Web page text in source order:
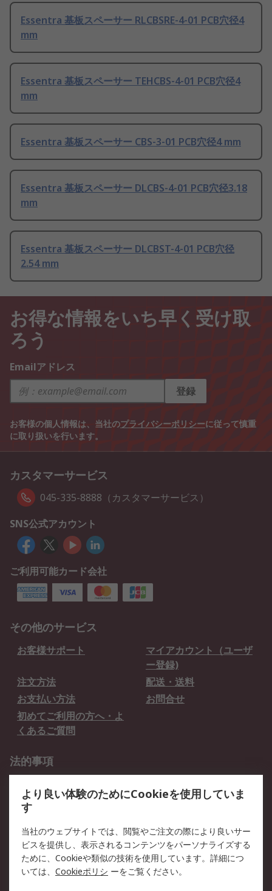
Essentra 基板スペーサー RLCBSRE-4-01 PCB穴径4
mm
Essentra 基板スペーサー TEHCBS-4-01 PCB穴径4
mm
Essentra 基板スペーサー CBS-3-01 PCB穴径4 mm
Essentra 基板スペーサー DLCBS-4-01 PCB穴径3.18
mm
Essentra 基板スペーサー DLCBST-4-01 PCB穴径
2.54 mm
お得な情報をいち早く受け取
ろう
Emailアドレス
登録
お客様の個人情報は、当社のプライバシーポリシーに従って慎重
に取り扱いを行います。
カスタマーサービス
045-335-8888（カスタマーサービス）
SNS公式アカウント
ご利用可能カード会社
その他のサービス
お客様サポート
マイアカウント（ユーザ
ー登録)
注文方法
配送・送料
お支払い方法
お問合せ
初めてご利用の方へ・よ
くあるご質問
法的事項
クッキーポリシー
RSについて
会社概要
採用情報
プレスリリース＆お知ら
コーポレートサイト
より良い体験のためにCookieを使用していま
す
当社のウェブサイトでは、閲覧やご注文の際により良いサー
ビスを提供し、表示されるコンテンツをパーソナライズする
ために、Cookieや類似の技術を使用しています。詳細につ
いては、 Cookieポリシ ーをご覧ください。